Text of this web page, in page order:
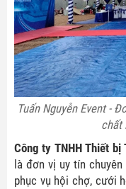
Tuấn Nguyễn Event -
chất
Công ty TNHH Thiết bị
là đơn vị uy tín
phục vụ hội chợ, cưới